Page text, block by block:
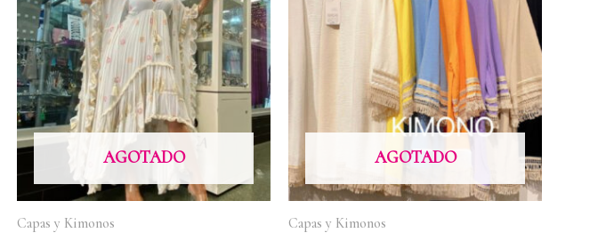
AGOTADO
Capas y Kimonos
AGOTADO
Capas y Kimonos